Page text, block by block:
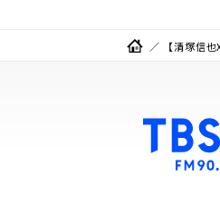
【清塚信